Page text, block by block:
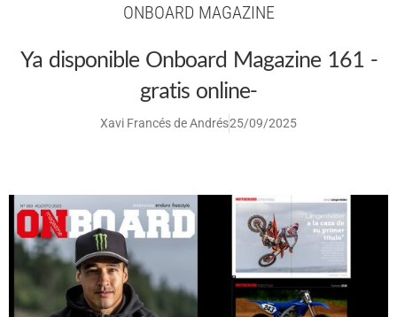
ONBOARD MAGAZINE
Ya disponible Onboard Magazine 161 -
gratis online-
Xavi Francés de Andrés25/09/2025